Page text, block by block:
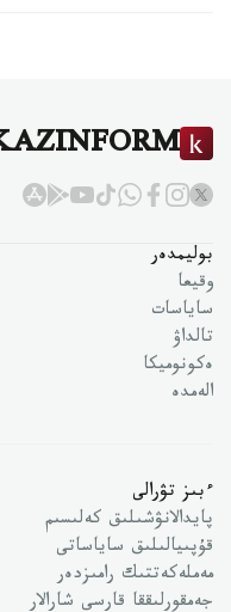
بوليمدەر
وقيعا
ساياسات
تالداۋ
ەكونوميكا
الەمدە
ءبىز تۋرالى
پايدالانۋشىلىق كەلىسىم
قۇپىيالىلىق ساياساتى
مەملەكەتتىك رامىزدەر
جەمقورلىققا قارسى شارالار